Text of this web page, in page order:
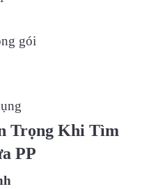
gói
Trọng Khi Tìm
PP